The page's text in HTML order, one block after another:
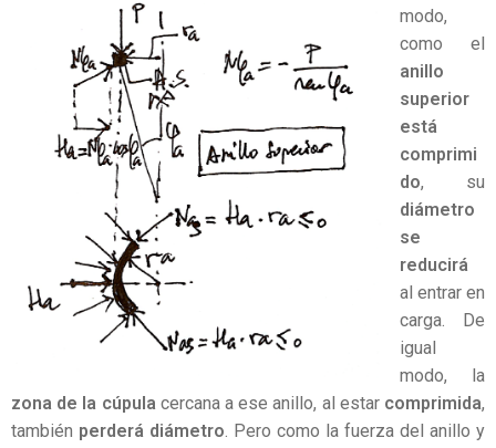
modo,
como el
anillo
superior
está
comprimi
do, su
diámetro
se
reducirá
al entrar en
carga. De
igual
modo, la
zona de la cúpula cercana a ese anillo, al estar comprimida,
también perderá diámetro . Pero como la fuerza del anillo y